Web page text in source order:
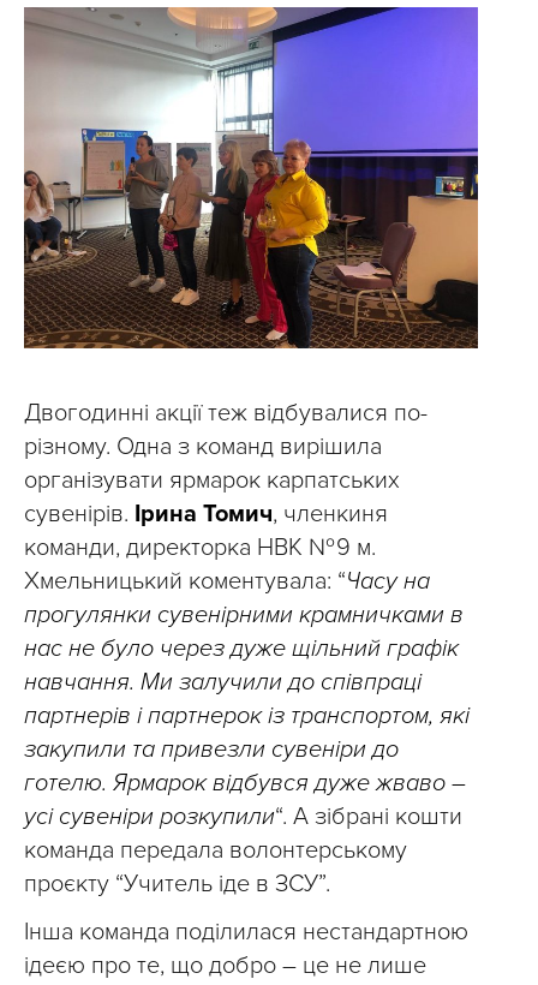
Двогодинні акції теж відбувалися по-
різному. Одна з команд вирішила
організувати ярмарок карпатських
сувенірів. Ірина Томич, членкиня
команди, директорка НВК № 9 м.
Хмельницький коментувала: “Часу на
прогулянки сувенірними крамничками в
нас не було через дуже щільний графік
навчання. Ми залучили до співпраці
партнерів і партнерок із транспортом, які
закупили та привезли сувеніри до
готелю. Ярмарок відбувся дуже жваво –
усі сувеніри розкупили“. А зібрані кошти
команда передала волонтерському
проєкту “Учитель іде в ЗСУ”.
Інша команда поділилася нестандартною
ідеєю про те, що добро – це не лише